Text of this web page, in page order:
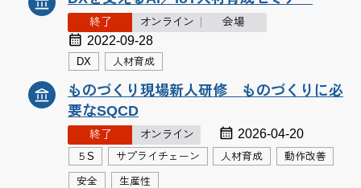
終了 オンライン 会場
2022-09-28
DX 人材育成
ものづくり現場新人研修 ものづくりに必
要なSQCD
終了 オンライン 2026-04-20
５S サプライチェーン 人材育成 動作改善
安全 生産性